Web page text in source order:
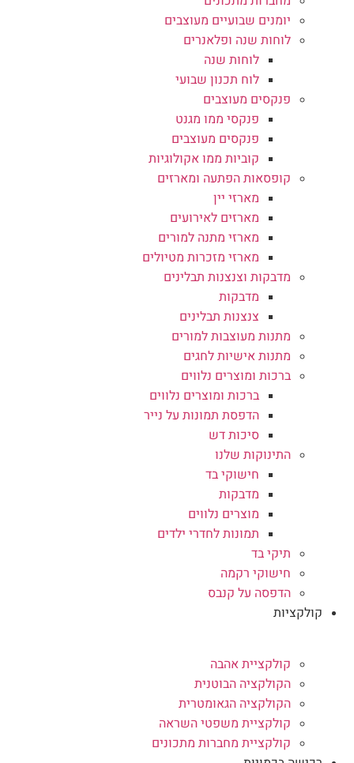
יומנים שבועיים מעוצבים
לוחות שנה ופלאנרים
לוחות שנה
לוח תכנון שבועי
פנקסים מעוצבים
פנקסי ממו מגנט
פנקסים מעוצבים
קוביות ממו אקולוגיות
קופסאות הפתעה ומארזים
מארזי יין
מארזים לאירועים
מארזי מתנה למורים
מארזי מזכרות מטיולים
מדבקות וצנצנות תבלינים
מדבקות
צנצנות תבלינים
מתנות מעוצבות למורים
מתנות אישיות לחגים
ברכות ומוצרים נלווים
ברכות ומוצרים נלווים
הדפסת תמונות על נייר
סיכות דש
התינוקות שלנו
חישוקי בד
מדבקות
מוצרים נלווים
תמונות לחדרי ילדים
תיקי בד
חישוקי רקמה
הדפסה על קנבס
קולקציות
קולקציית אהבה
הקולקציה הבוטנית
הקולקציה הגאומטרית
קולקציית משפטי השראה
קולקציית מחברות מתכונים